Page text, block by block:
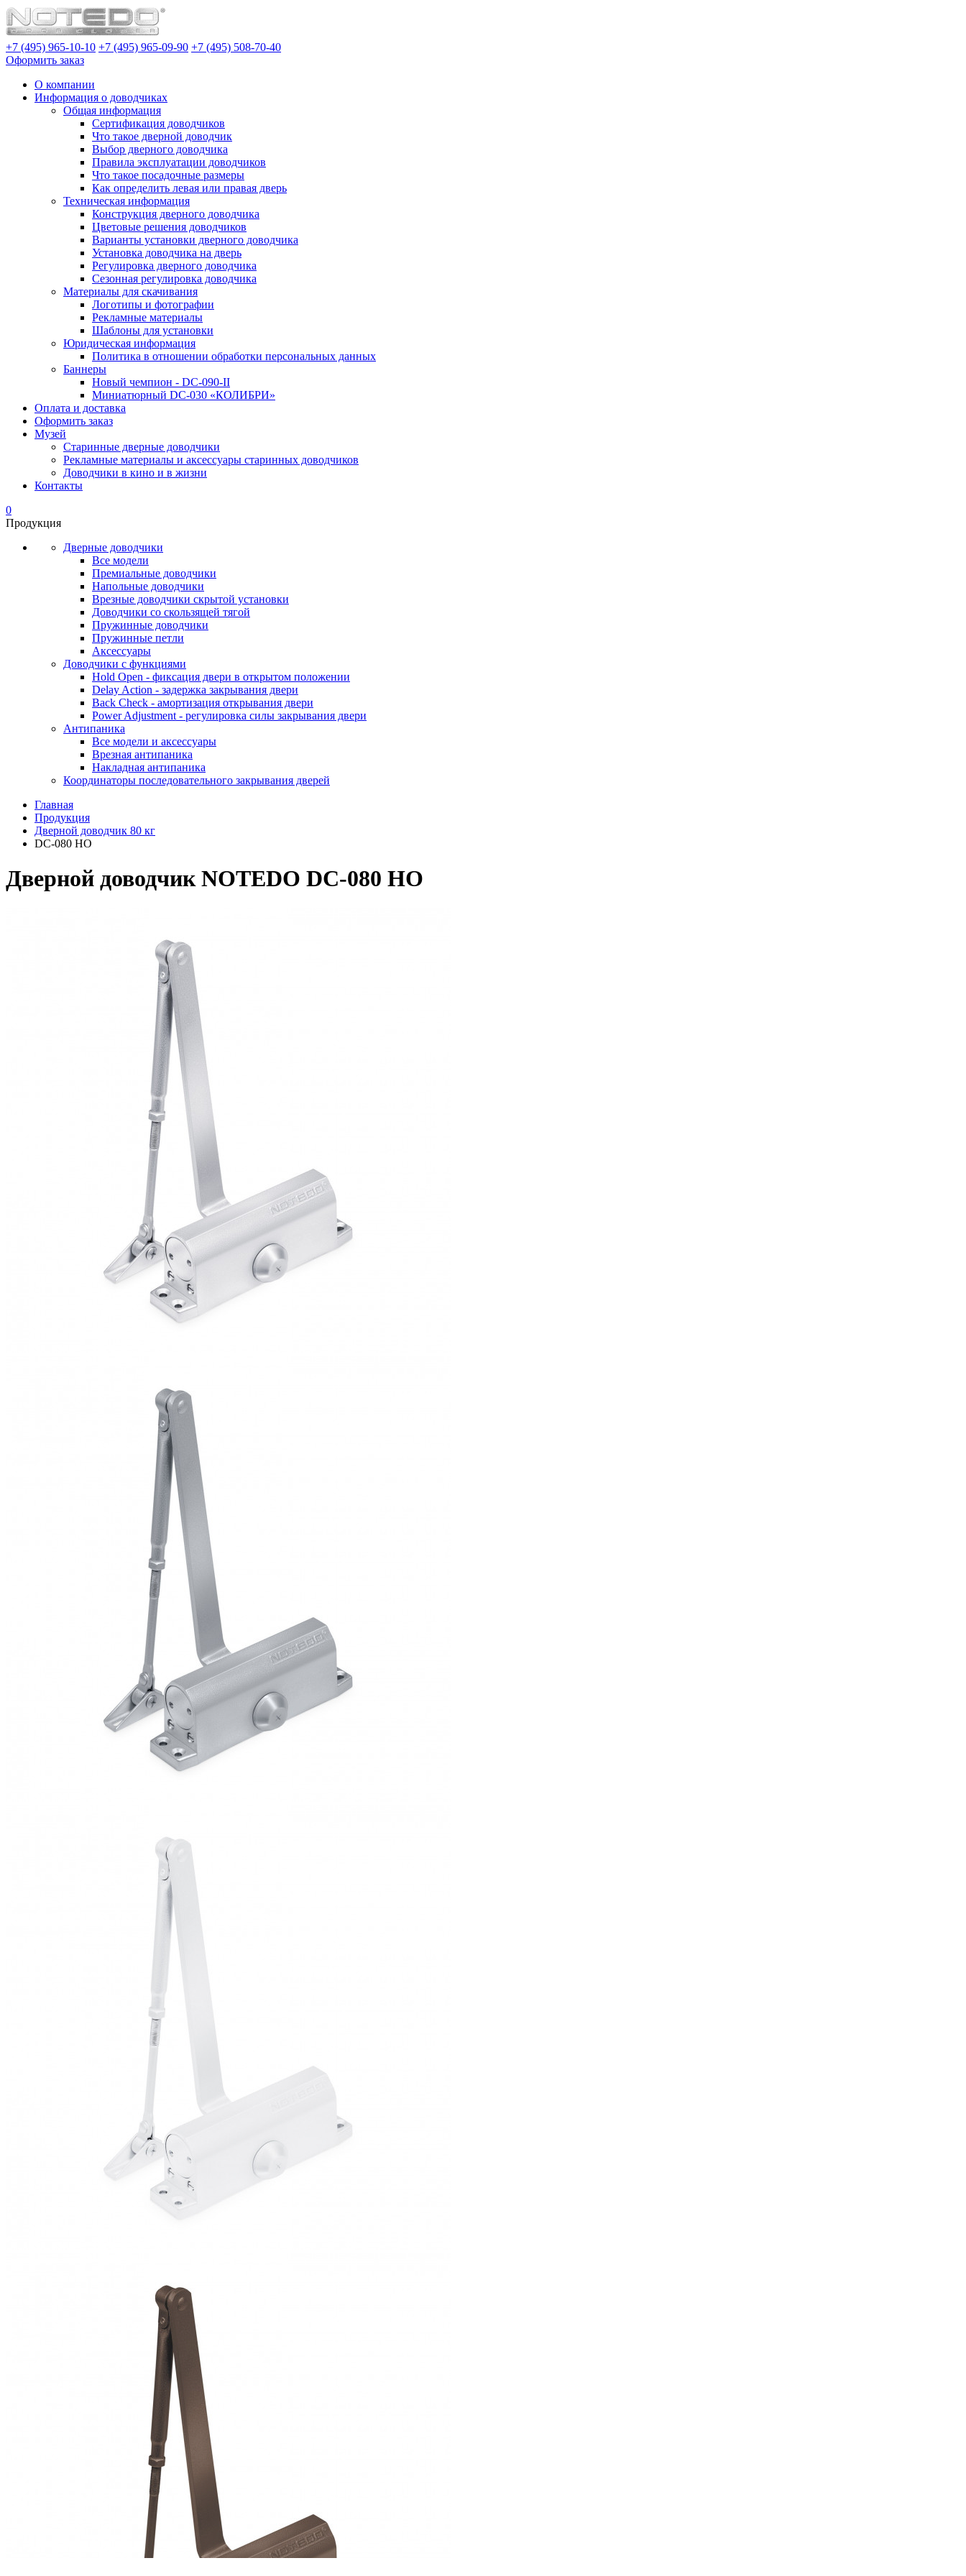
+7 (495) 965-10-10 +7 (495) 965-09-90 +7 (495) 508-70-40
Оформить заказ
О компании
Информация о доводчиках
Общая информация
Сертификация доводчиков
Что такое дверной доводчик
Выбор дверного доводчика
Правила эксплуатации доводчиков
Что такое посадочные размеры
Как определить левая или правая дверь
Техническая информация
Конструкция дверного доводчика
Цветовые решения доводчиков
Варианты установки дверного доводчика
Установка доводчика на дверь
Регулировка дверного доводчика
Сезонная регулировка доводчика
Материалы для скачивания
Логотипы и фотографии
Рекламные материалы
Шаблоны для установки
Юридическая информация
Политика в отношении обработки персональных данных
Баннеры
Новый чемпион - DC-090-II
Миниатюрный DC-030 «КОЛИБРИ»
Оплата и доставка
Оформить заказ
Музей
Старинные дверные доводчики
Рекламные материалы и аксессуары старинных доводчиков
Доводчики в кино и в жизни
Контакты
0
Продукция
Дверные доводчики
Все модели
Премиальные доводчики
Напольные доводчики
Врезные доводчики скрытой установки
Доводчики со скользящей тягой
Пружинные доводчики
Пружинные петли
Аксессуары
Доводчики с функциями
Hold Open - фиксация двери в открытом положении
Delay Action - задержка закрывания двери
Back Check - амортизация открывания двери
Power Adjustment - регулировка силы закрывания двери
Антипаника
Все модели и аксессуары
Врезная антипаника
Накладная антипаника
Координаторы последовательного закрывания дверей
Главная
Продукция
Дверной доводчик 80 кг
DC-080 HO
Дверной доводчик NOTEDO DC-080 HO